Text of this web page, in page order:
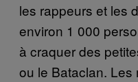
les rappeurs et les
environ 1 000
à craquer des
ou le Bataclan.